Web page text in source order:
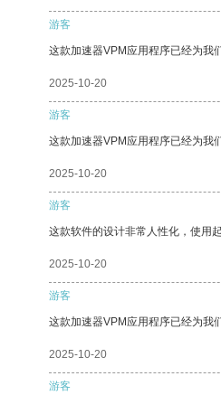
游客
这款加速器VPM应用程序已经为我
2025-10-20
游客
这款加速器VPM应用程序已经为我
2025-10-20
游客
这款软件的设计非常人性化，使用
2025-10-20
游客
这款加速器VPM应用程序已经为我
2025-10-20
游客